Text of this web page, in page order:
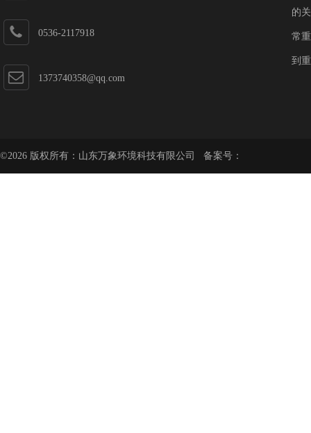
0536-2117918
1373740358@qq.com
的
常
到
©2026 版权所有：山东万象环境科技有限公司 备案号：